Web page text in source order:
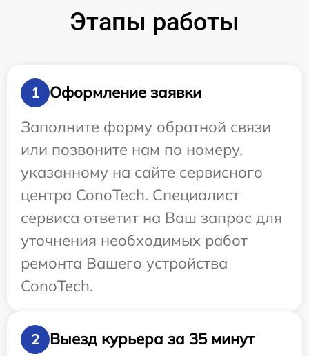
Этапы работы
1
Оформление заявки
Заполните форму обратной связи
или позвоните нам по номеру,
указанному на сайте сервисного
центра ConoTech. Специалист
сервиса ответит на Ваш запрос для
уточнения необходимых работ
ремонта Вашего устройства
ConoTech.
2 Выезд курьера за 35 минут